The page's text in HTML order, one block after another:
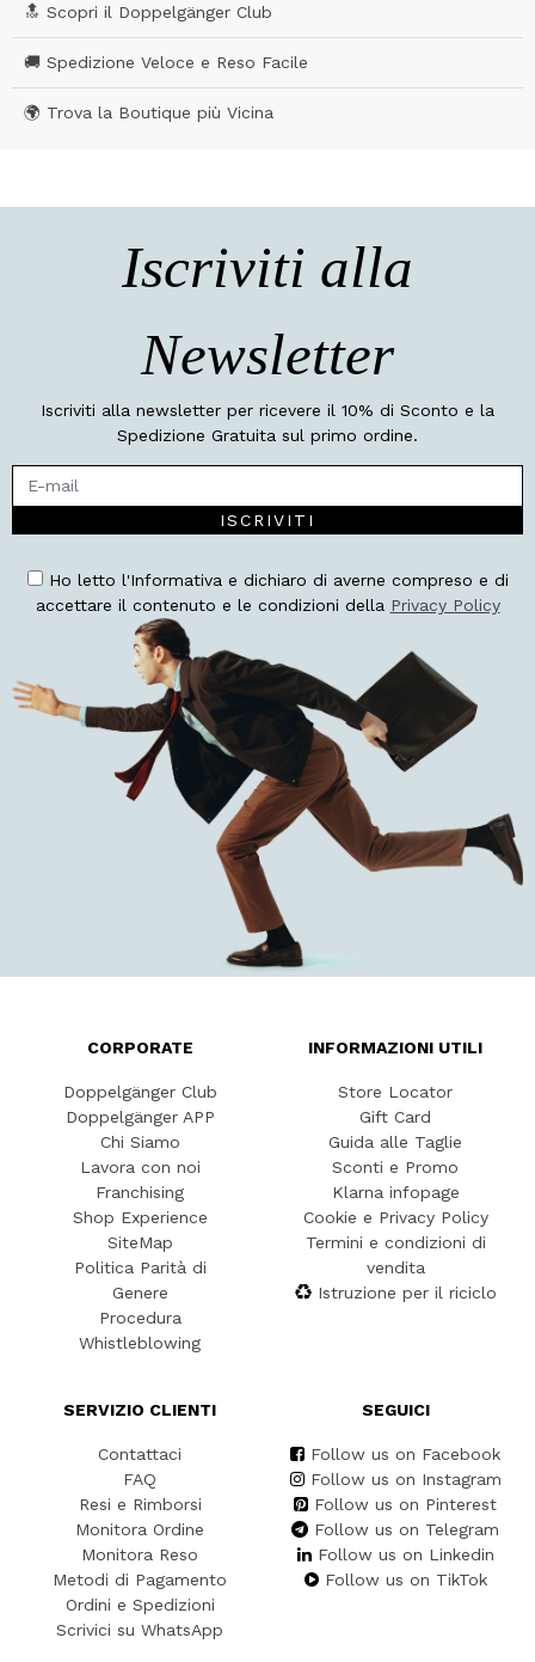
🔝 Scopri il Doppelgänger Club
🚚 Spedizione Veloce e Reso Facile
🌍 Trova la Boutique più Vicina
Iscriviti alla
Newsletter
Iscriviti alla newsletter per ricevere il 10% di Sconto e la
Spedizione Gratuita sul primo ordine.
ISCRIVITI
Ho letto l'Informativa e dichiaro di averne compreso e di
accettare il contenuto e le condizioni della Privacy Policy
CORPORATE
Doppelgänger Club
Doppelgänger APP
Chi Siamo
Lavora con noi
Franchising
Shop Experience
SiteMap
Politica Parità di
Genere
Procedura
Whistleblowing
INFORMAZIONI UTILI
Store Locator
Gift Card
Guida alle Taglie
Sconti e Promo
Klarna infopage
Cookie e Privacy Policy
Termini e condizioni di
vendita
Istruzione per il riciclo
SERVIZIO CLIENTI
Contattaci
FAQ
Resi e Rimborsi
Monitora Ordine
Monitora Reso
Metodi di Pagamento
Ordini e Spedizioni
Scrivici su WhatsApp
SEGUICI
Follow us on Facebook
Follow us on Instagram
Follow us on Pinterest
Follow us on Telegram
Follow us on Linkedin
Follow us on TikTok